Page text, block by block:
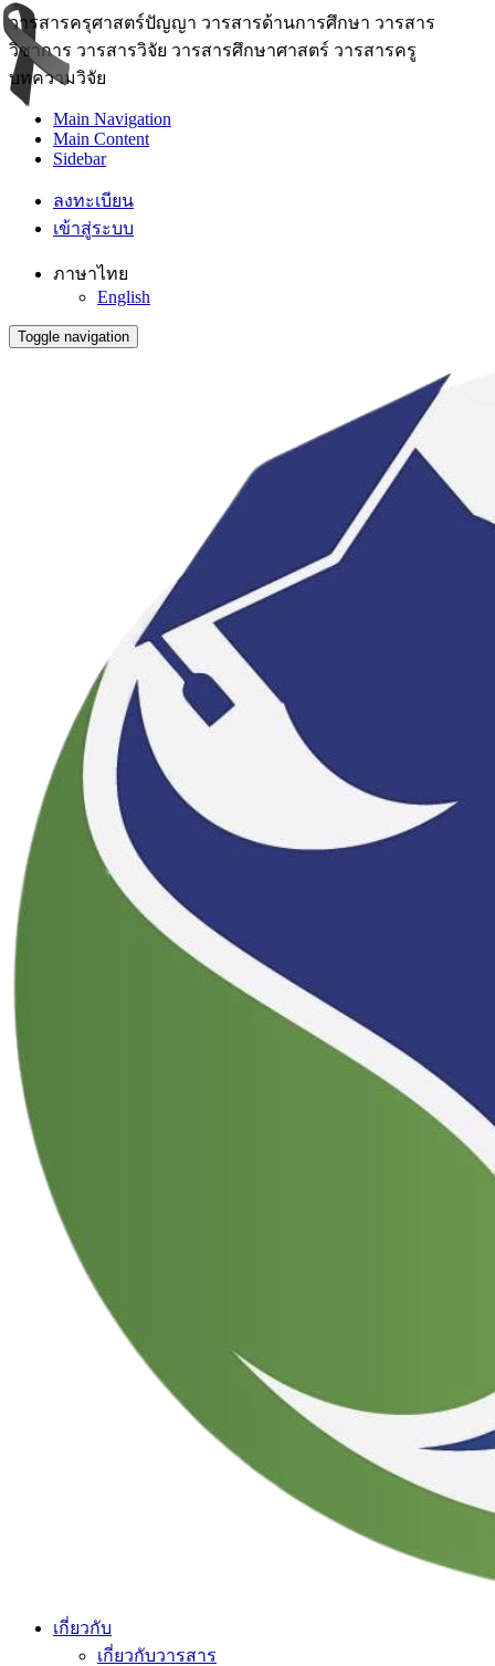
วารสารครุศาสตร์ปัญญา วารสารด้านการศึกษา วารสาร
วิชาการ วารสารวิจัย วารสารศึกษาศาสตร์ วารสารครู
บทความวิจัย
Main Navigation
Main Content
Sidebar
ลงทะเบียน
เข้าสู่ระบบ
ภาษาไทย
English
Toggle navigation
เกี่ยวกับ
เกี่ยวกับวารสาร